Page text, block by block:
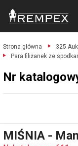
Strona główna
325
Para filiżanek ze
Nr
MIŚNIA -